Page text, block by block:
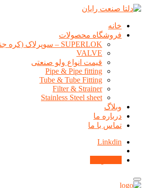
خانه
فروشگاه محصولات
SUPERLOK – سوپرلاک (کره جنوبی)
VALVE
قیمت انواع ولو صنعتی
Pipe & Pipe fitting
Tube & Tube Fitting
Filter & Strainer
Stainless Steel sheet
وبلاگ
درباره ما
تماس با ما
Linkdin